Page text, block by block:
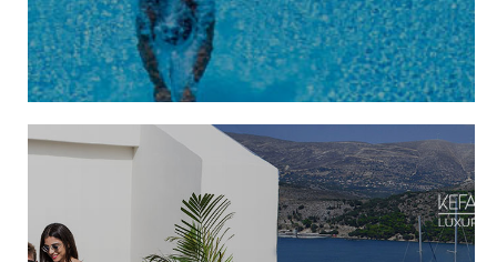
09:59
Στο βυθό του Ιονίου, το ναυάγιο-φάντασμα του Β΄ Παγκοσμίου
Πολέμου, που ήρθε στο φως μετά από 83 χρόνια, με παγκόσμια
βαρύτητα [εικόνες]
Καταγγελία Ολυμπίας Τραυλού: τα άλογα του Αίνου
κινδυνεύουν
Μεταμόρφωση του Σωτήρος: Πότε έγινε και γιατί την
γιορτάζουμε 6 Αυγούστου